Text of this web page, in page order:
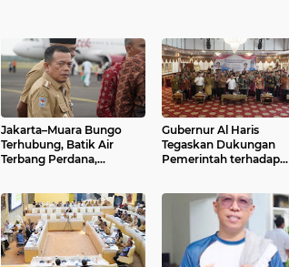
Jakarta–Muara Bungo
Terhubung, Batik Air
Terbang Perdana,
Gubernur Al Haris
Tegaskan Dukungan
Pemerintah terhadap